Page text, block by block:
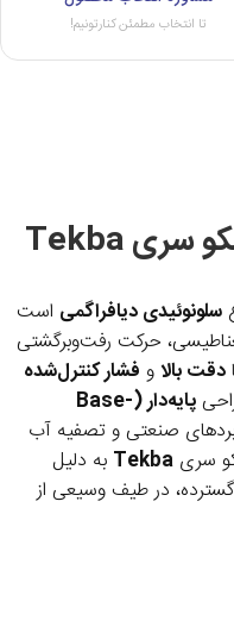
تا انتخاب مطمئن کنارتونیم!
سریTekba
سلونوئیدی دیافراگمی است
حرکت رفت‌وبرگشتی
دقت بالاو فشار کنترل‌شده
پایه‌دار (Base-
صنعتی و تصفیه آب
سری Tekba به دلیل
در طیف وسیعی از